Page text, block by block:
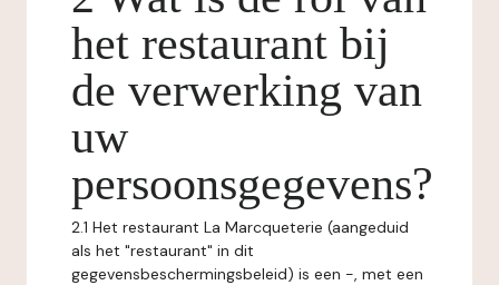
het restaurant bij
de verwerking van
uw
persoonsgegevens?
2.1 Het restaurant La Marcqueterie (aangeduid
als het "restaurant" in dit
gegevensbeschermingsbeleid) is een -, met een